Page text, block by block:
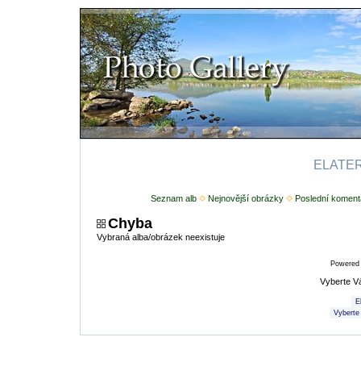
Seznam alb Nejnovější obrázky Poslední
Chyba
Vybraná alba/obrázek neexistuje
Vyberte